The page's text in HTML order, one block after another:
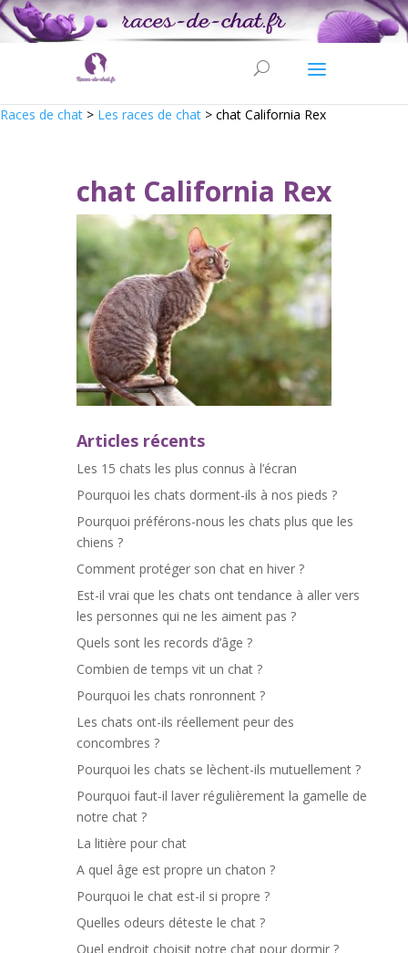
Races de chat > Les races de chat > chat California Rex
chat California Rex
Articles récents
Les 15 chats les plus connus à l’écran
Pourquoi les chats dorment-ils à nos pieds ?
Pourquoi préférons-nous les chats plus que les
chiens ?
Comment protéger son chat en hiver ?
Est-il vrai que les chats ont tendance à aller vers
les personnes qui ne les aiment pas ?
Quels sont les records d’âge ?
Combien de temps vit un chat ?
Pourquoi les chats ronronnent ?
Les chats ont-ils réellement peur des
concombres ?
Pourquoi les chats se lèchent-ils mutuellement ?
Pourquoi faut-il laver régulièrement la gamelle de
notre chat ?
La litière pour chat
A quel âge est propre un chaton ?
Pourquoi le chat est-il si propre ?
Quelles odeurs déteste le chat ?
Quel endroit choisit notre chat pour dormir ?